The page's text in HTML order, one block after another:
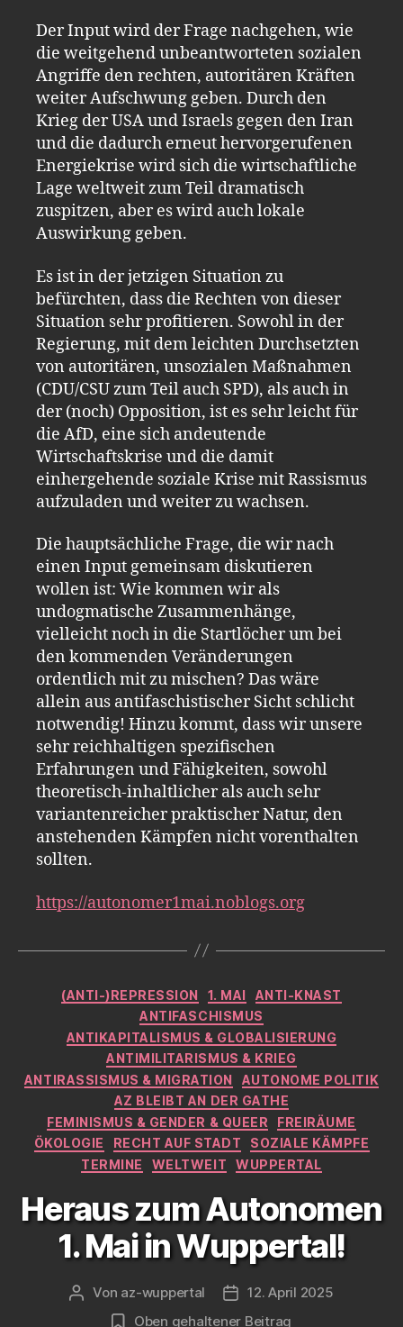
Der Input wird der Frage nachgehen, wie
die weitgehend unbeantworteten sozialen
Angriffe den rechten, autoritären Kräften
weiter Aufschwung geben. Durch den
Krieg der USA und Israels gegen den Iran
und die dadurch erneut hervorgerufenen
Energiekrise wird sich die wirtschaftliche
Lage weltweit zum Teil dramatisch
zuspitzen, aber es wird auch lokale
Auswirkung geben.
Es ist in der jetzigen Situation zu
befürchten, dass die Rechten von dieser
Situation sehr profitieren. Sowohl in der
Regierung, mit dem leichten Durchsetzten
von autoritären, unsozialen Maßnahmen
(CDU/CSU zum Teil auch SPD), als auch in
der (noch) Opposition, ist es sehr leicht für
die AfD, eine sich andeutende
Wirtschaftskrise und die damit
einhergehende soziale Krise mit Rassismus
aufzuladen und weiter zu wachsen.
Die hauptsächliche Frage, die wir nach
einen Input gemeinsam diskutieren
wollen ist: Wie kommen wir als
undogmatische Zusammenhänge,
vielleicht noch in die Startlöcher um bei
den kommenden Veränderungen
ordentlich mit zu mischen? Das wäre
allein aus antifaschistischer Sicht schlicht
notwendig! Hinzu kommt, dass wir unsere
sehr reichhaltigen spezifischen
Erfahrungen und Fähigkeiten, sowohl
theoretisch-inhaltlicher als auch sehr
variantenreicher praktischer Natur, den
anstehenden Kämpfen nicht vorenthalten
sollten.
https://autonomer1mai.noblogs.org
Kategorien
(ANTI-)REPRESSION 1. MAI
ANTI-KNAST
ANTIFASCHISMUS
ANTIKAPITALISMUS & GLOBALISIERUNG
ANTIMILITARISMUS & KRIEG
ANTIRASSISMUS & MIGRATION
AUTONOME POLITIK
AZ BLEIBT AN DER GATHE
FEMINISMUS & GENDER & QUEER
FREIRÄUME
ÖKOLOGIE
RECHT AUF STADT
SOZIALE KÄMPFE
TERMINE
WELTWEIT WUPPERTAL
Heraus zum Autonomen
1. Mai in Wuppertal!
Beitragsautor
Von az-wuppertal Veröffentlichungsdatum
12. April 2025
Oben gehaltener Beitrag